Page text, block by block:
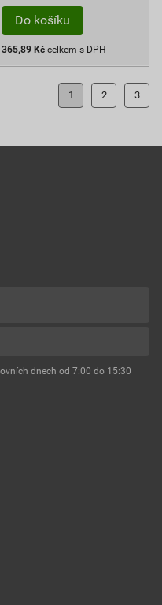
Do košíku
365,89 Kč celkem s DPH
1 2 3
dnech od 7:00 do 15:30